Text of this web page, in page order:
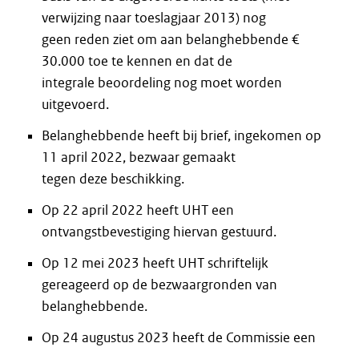
verwijzing naar toeslagjaar 2013) nog
geen reden ziet om aan belanghebbende €
30.000 toe te kennen en dat de
integrale beoordeling nog moet worden
uitgevoerd.
Belanghebbende heeft bij brief, ingekomen op
11 april 2022, bezwaar gemaakt
tegen deze beschikking.
Op 22 april 2022 heeft UHT een
ontvangstbevestiging hiervan gestuurd.
Op 12 mei 2023 heeft UHT schriftelijk
gereageerd op de bezwaargronden van
belanghebbende.
Op 24 augustus 2023 heeft de Commissie een